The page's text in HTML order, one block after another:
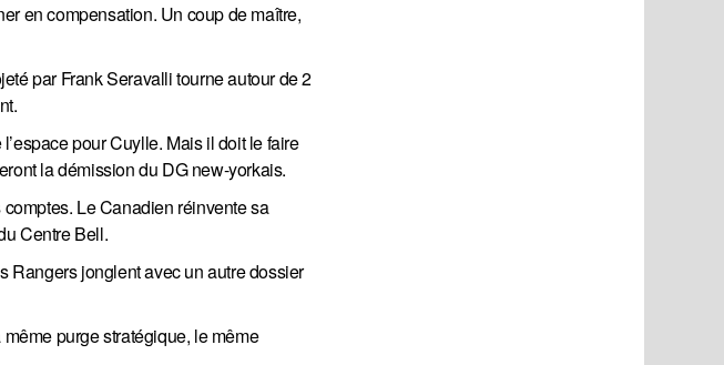
en compensation. Un coup de maître,
par Frank Seravalli tourne autour de 2
pour Cuylle. Mais il doit le faire
la démission du DG new-yorkais.
comptes. Le Canadien réinvente sa
Centre Bell.
Rangers jonglent avec un autre dossier
purge stratégique, le même